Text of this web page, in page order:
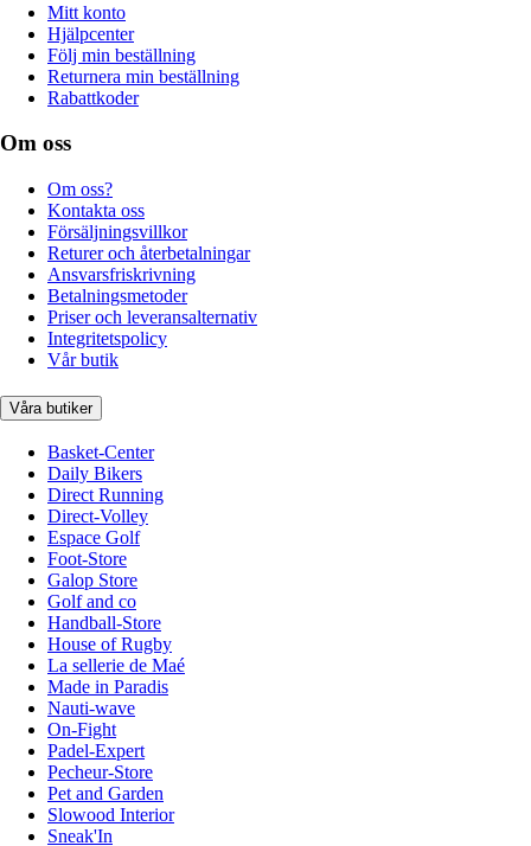
Mitt konto
Hjälpcenter
Följ min beställning
Returnera min beställning
Rabattkoder
Om oss
Om oss?
Kontakta oss
Försäljningsvillkor
Returer och återbetalningar
Ansvarsfriskrivning
Betalningsmetoder
Priser och leveransalternativ
Integritetspolicy
Vår butik
Våra butiker
Basket-Center
Daily Bikers
Direct Running
Direct-Volley
Espace Golf
Foot-Store
Galop Store
Golf and co
Handball-Store
House of Rugby
La sellerie de Maé
Made in Paradis
Nauti-wave
On-Fight
Padel-Expert
Pecheur-Store
Pet and Garden
Slowood Interior
Sneak'In